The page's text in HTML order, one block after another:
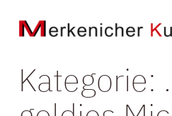
Inhalt
springen
Kategorie: